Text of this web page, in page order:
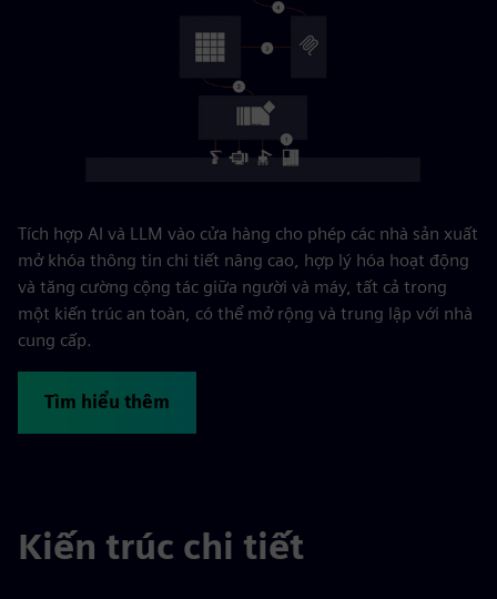
Tích hợp AI và LLM vào cửa hàng cho phép các nhà sản xuất
mở khóa thông tin chi tiết nâng cao, hợp lý hóa hoạt động
và tăng cường cộng tác giữa người và máy, tất cả trong
một kiến trúc an toàn, có thể mở rộng và trung lập với nhà
cung cấp.
Tìm hiểu thêm
Kiến trúc chi tiết